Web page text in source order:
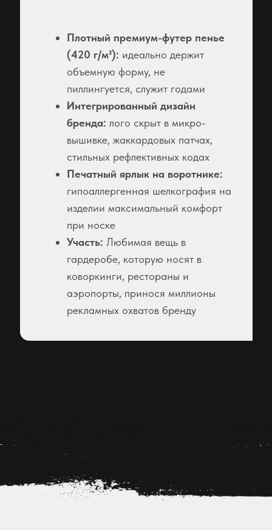
Плотный премиум-футер пенье
(420 г/м²): идеально держит
объемную форму, не
пиллингуется, служит годами
Интегрированный дизайн
бренда: лого скрыт в микро-
вышивке, жаккардовых патчах,
стильных рефлективных кодах
Печатный ярлык на воротнике:
гипоаллергенная шелкография на
изделии максимальный комфорт
при носке
Участь: Любимая вещь в
гардеробе, которую носят в
коворкинги, рестораны и
аэропорты, принося миллионы
рекламных охватов бренду